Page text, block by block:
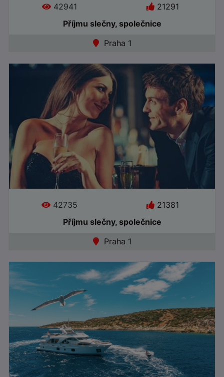
42941
21291
Příjmu slečny, společnice
Praha 1
42735
21381
Příjmu slečny, společnice
Praha 1
●
Online